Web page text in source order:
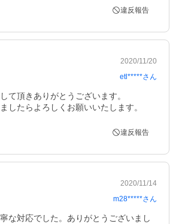
違反報告
2020/11/20
etl*****さん
て頂きありがとうございます。
したらよろしくお願いいたします。
違反報告
2020/11/14
m28*****さん
な対応でした。ありがとうございまし